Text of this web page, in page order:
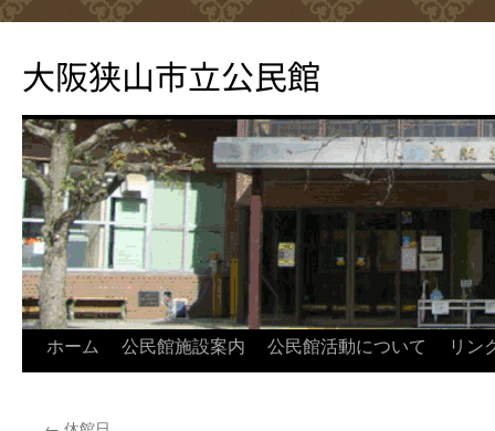
テ
ン
へ
ス
キ
ッ
プ
大阪狭山市立公民館
ホーム 公民館施設案内 公民館活動について リン